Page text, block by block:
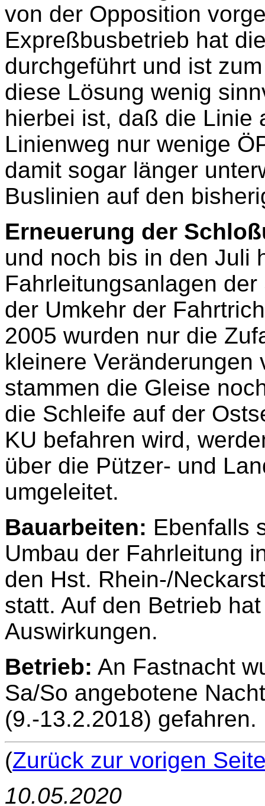
von der Opposition
Expreßbusbetrieb hat
durchgeführt und ist
diese Lösung wenig
hierbei ist, daß die Linie
Linienweg nur wenige
damit sogar länger
Buslinien auf den
Erneuerung der
und noch bis in den Juli
Fahrleitungsanlagen
der Umkehr der
2005 wurden nur die
kleinere Veränderungen
stammen die Gleise
die Schleife auf der
KU befahren wird,
über die Pützer- und
umgeleitet.
Bauarbeiten: Ebenfalls
Umbau der Fahrleitung
den Hst. Rhein-/
statt. Auf den Betrieb
Auswirkungen.
Betrieb: An Fastnacht
Sa/So angebotene
(9.-13.2.2018) gefahren.
(Zurück zur vorigen
10.05.2020